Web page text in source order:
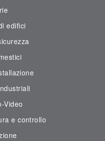
edifici
Video
e controllo